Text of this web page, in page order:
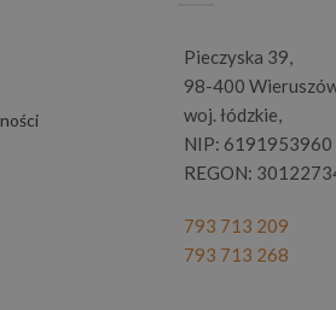
Pieczyska 39,
98-400
woj. łódzkie,
NIP: 6191953960
REGON:
793 713 209
793 713 268